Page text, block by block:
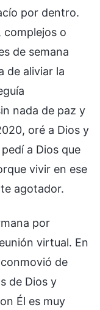
por dentro.
complejos o
de semana
de aliviar la
nada de paz y
oré a Dios y
a Dios que
vivir en ese
agotador.
por
virtual. En
de
de Dios y
Él es muy